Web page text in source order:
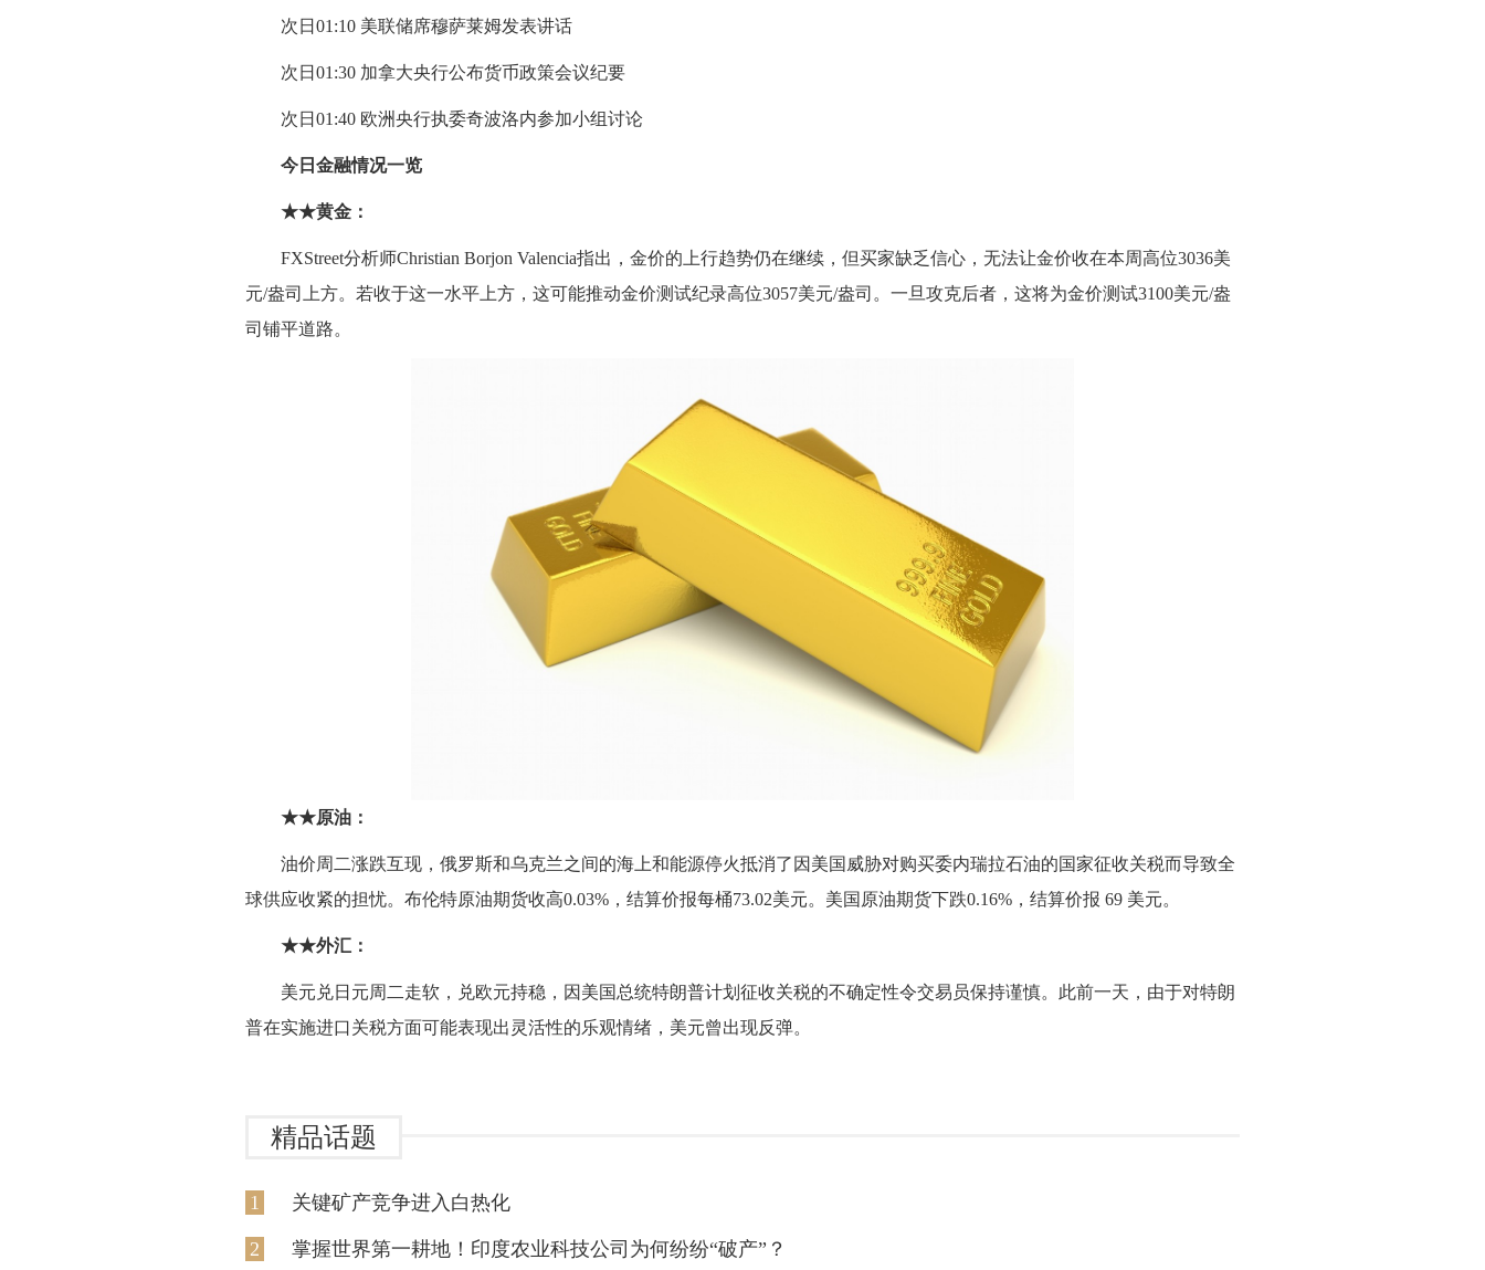
次日01:10 美联储席穆萨莱姆发表讲话
次日01:30 加拿大央行公布货币政策会议纪要
次日01:40 欧洲央行执委奇波洛内参加小组讨论
今日金融情况一览
★★黄金 ：
FXStreet分析师Christian Borjon Valencia指出，金价的上行趋势仍在继续，但买家缺乏信心，无法让金价收在本周高位3036美
元/盎司上方。若收于这一水平上方，这可能推动金价测试纪录高位3057美元/盎司。一旦攻克后者，这将为金价测试3100美元/盎
司铺平道路。
★★原油：
油价周二涨跌互现，俄罗斯和乌克兰之间的海上和能源停火抵消了因美国威胁对购买委内瑞拉石油的国家征收关税而导致全
球供应收紧的担忧。布伦特原油期货收高0.03%，结算价报每桶73.02美元。美国原油期货下跌0.16%，结算价报 69 美元。
★★外汇：
美元兑日元周二走软，兑欧元持稳，因美国总统特朗普计划征收关税的不确定性令交易员保持谨慎。此前一天，由于对特朗
普在实施进口关税方面可能表现出灵活性的乐观情绪，美元曾出现反弹。
精品话题
1 关键矿产竞争进入白热化
2 掌握世界第一耕地！印度农业科技公司为何纷纷“破产”？